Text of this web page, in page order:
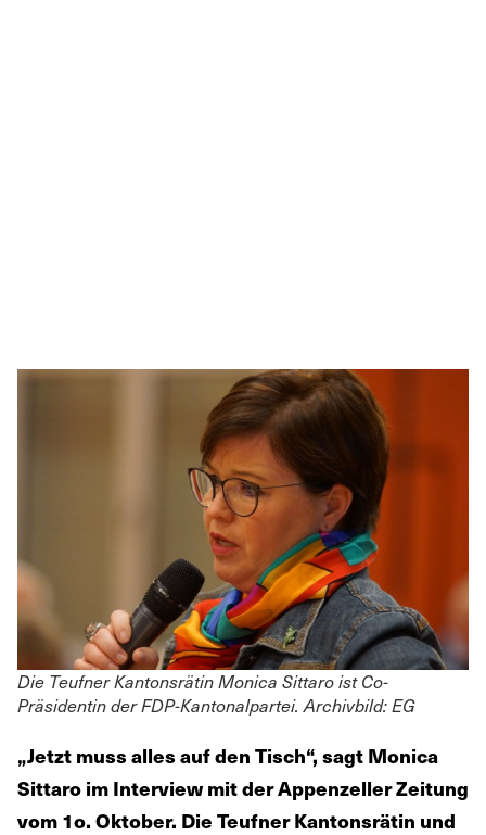
Die Teufner Kantonsrätin Monica Sittaro ist Co-
Präsidentin der FDP-Kantonalpartei. Archivbild: EG
„Jetzt muss alles auf den Tisch“, sagt Monica
Sittaro im Interview mit der Appenzeller Zeitung
vom 1o. Oktober. Die Teufner Kantonsrätin und